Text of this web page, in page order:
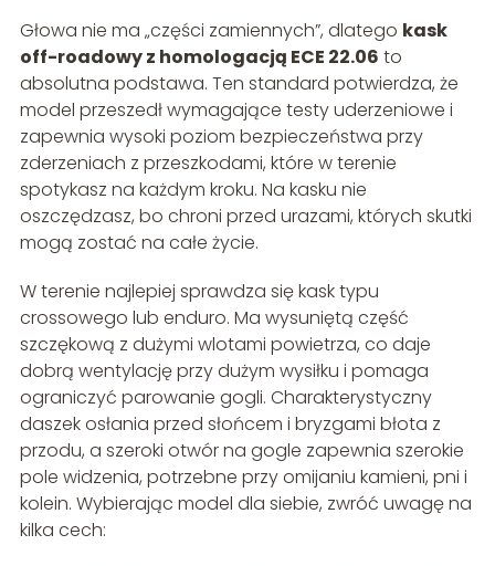
Głowa nie ma „części zamiennych”, dlatego kask
off-roadowy z homologacją ECE 22.06 to
absolutna podstawa. Ten standard potwierdza, że
model przeszedł wymagające testy uderzeniowe i
zapewnia wysoki poziom bezpieczeństwa przy
zderzeniach z przeszkodami, które w terenie
spotykasz na każdym kroku. Na kasku nie
oszczędzasz, bo chroni przed urazami, których skutki
mogą zostać na całe życie.
W terenie najlepiej sprawdza się kask typu
crossowego lub enduro. Ma wysuniętą część
szczękową z dużymi wlotami powietrza, co daje
dobrą wentylację przy dużym wysiłku i pomaga
ograniczyć parowanie gogli. Charakterystyczny
daszek osłania przed słońcem i bryzgami błota z
przodu, a szeroki otwór na gogle zapewnia szerokie
pole widzenia, potrzebne przy omijaniu kamieni, pni i
kolein. Wybierając model dla siebie, zwróć uwagę na
kilka cech: